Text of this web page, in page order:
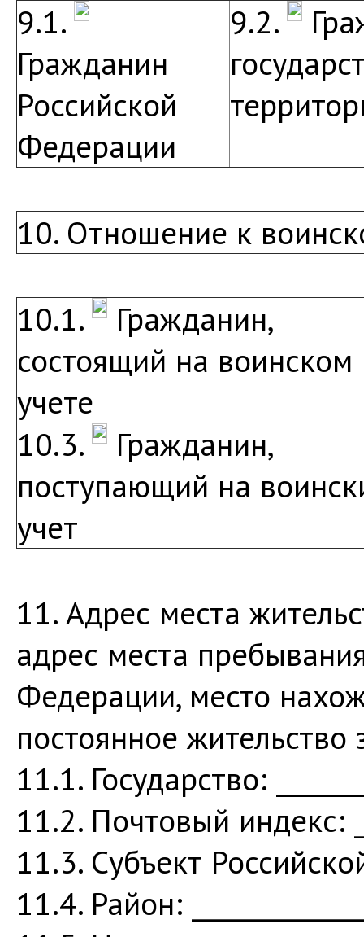
9.1.
Гражданин
Российской
Федерации
9.2.
10. Отношение к
10.1.
Гражданин,
состоящий на воинском
учете
10.3.
Гражданин,
поступающий на
учет
11. Адрес места
адрес места
Федерации, место
постоянное
11.1. Государство:
11.2. Почтовый индекс:
11.3. Субъект Российской
11.4. Район: